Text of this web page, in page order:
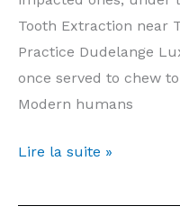
Tooth Extraction near
Practice Dudelange
once served to chew
Modern humans
Wisdom
Extraction
Lire la suite »